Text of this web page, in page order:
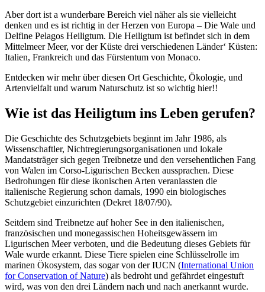
Aber dort ist a wunderbare Bereich viel näher als sie vielleicht
denken und es ist richtig in der Herzen von Europa – Die Wale und
Delfine Pelagos Heiligtum. Die Heiligtum ist befindet sich in dem
MittelmeerMeer, vor der Küste drei verschiedenen Länder‘ Küsten:
Italien, Frankreich und das Fürstentum von Monaco.
Entdecken wirmehrüber diesen Ort Geschichte, Ökologie, und
Artenvielfalt und warum Naturschutz ist so wichtig hier!!
Wie ist das Heiligtum ins Leben gerufen?
Die Geschichte des Schutzgebiets beginnt im Jahr 1986, als
Wissenschaftler, Nichtregierungsorganisationen und lokale
Mandatsträger sich gegen Treibnetze und den versehentlichen Fang
von Walen im Corso-Ligurischen Becken aussprachen. Diese
Bedrohungen für diese ikonischen Arten veranlassten die
italienische Regierung schon damals, 1990 ein biologisches
Schutzgebiet einzurichten (Dekret 18/07/90).
Seitdem sind Treibnetze auf hoher See in den italienischen,
französischen und monegassischen Hoheitsgewässern im
Ligurischen Meer verboten, und die Bedeutung dieses Gebiets für
Wale wurde erkannt. Diese Tiere spielen eine Schlüsselrolle im
marinen Ökosystem, das sogar von der IUCN (International Union
for Conservation of Nature) als bedroht und gefährdet eingestuft
wird, was von den drei Ländern nach und nach anerkannt wurde.